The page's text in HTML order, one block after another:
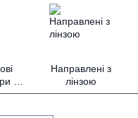
та
Направлені з
лінзою